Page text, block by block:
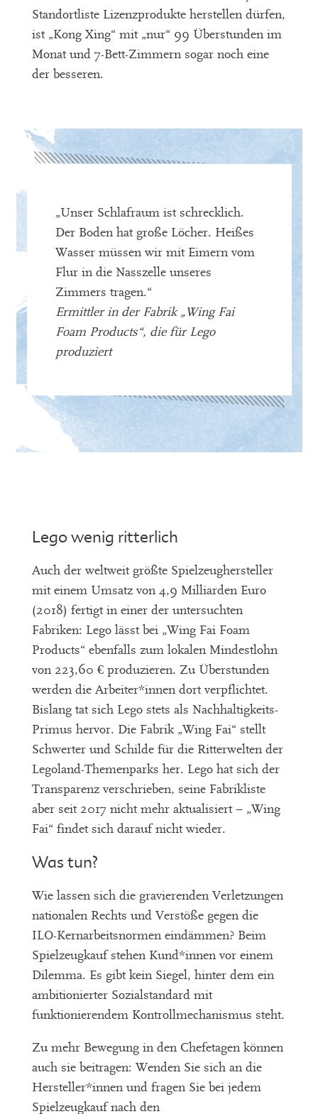
Standortliste Lizenzprodukte herstellen dürfen,
ist „Kong Xing“ mit „nur“ 99 Überstunden im
Monat und 7-Bett-Zimmern sogar noch eine
der besseren.
„Unser Schlafraum ist schrecklich.
Der Boden hat große Löcher. Heißes
Wasser müssen wir mit Eimern vom
Flur in die Nasszelle unseres
Zimmers tragen.“
Ermittler in der Fabrik „Wing Fai
Foam Products“, die für Lego
produziert
Lego wenig ritterlich
Auch der weltweit größte Spielzeughersteller
mit einem Umsatz von 4,9 Milliarden Euro
(2018) fertigt in einer der untersuchten
Fabriken: Lego lässt bei „Wing Fai Foam
Products“ ebenfalls zum lokalen Mindestlohn
von 223,60 € produzieren. Zu Überstunden
werden die Arbeiter*innen dort verpflichtet.
Bislang tat sich Lego stets als Nachhaltigkeits-
Primus hervor. Die Fabrik „Wing Fai“ stellt
Schwerter und Schilde für die Ritterwelten der
Legoland-Themenparks her. Lego hat sich der
Transparenz verschrieben, seine Fabrikliste
aber seit 2017 nicht mehr aktualisiert – „Wing
Fai“ findet sich darauf nicht wieder.
Was tun?
Wie lassen sich die gravierenden Verletzungen
nationalen Rechts und Verstöße gegen die
ILO-Kernarbeitsnormen eindämmen? Beim
Spielzeugkauf stehen Kund*innen vor einem
Dilemma. Es gibt kein Siegel, hinter dem ein
ambitionierter Sozialstandard mit
funktionierendem Kontrollmechanismus steht.
Zu mehr Bewegung in den Chefetagen können
auch sie beitragen: Wenden Sie sich an die
Hersteller*innen und fragen Sie bei jedem
Spielzeugkauf nach den